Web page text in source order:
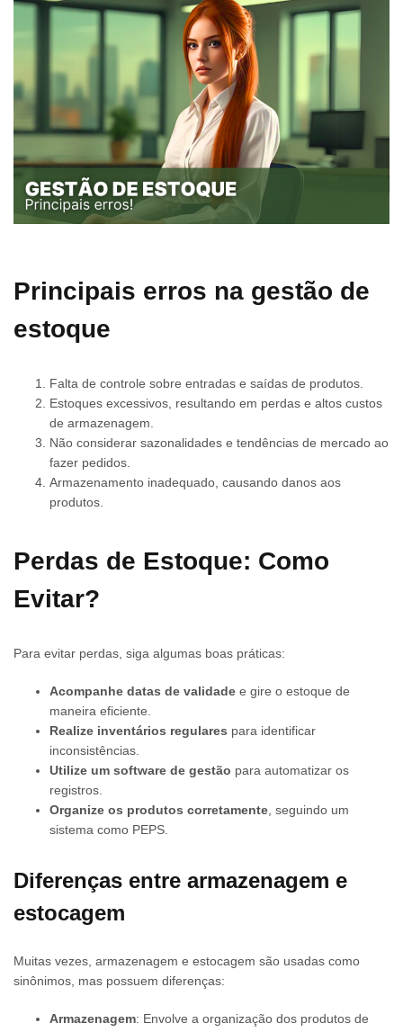
Principais erros na gestão de
estoque
Falta de controle sobre entradas e saídas de produtos.
Estoques excessivos, resultando em perdas e altos custos
de armazenagem.
Não considerar sazonalidades e tendências de mercado ao
fazer pedidos.
Armazenamento inadequado, causando danos aos
produtos.
Perdas de Estoque: Como
Evitar?
Para evitar perdas, siga algumas boas práticas:
Acompanhe datas de validade e gire o estoque de
maneira eficiente.
Realize inventários regulares para identificar
inconsistências.
Utilize um software de gestão para automatizar os
registros.
Organize os produtos corretamente , seguindo um
sistema como PEPS.
Diferenças entre armazenagem e
estocagem
Muitas vezes, armazenagem e estocagem são usadas como
sinônimos, mas possuem diferenças:
Armazenagem: Envolve a organização dos produtos de